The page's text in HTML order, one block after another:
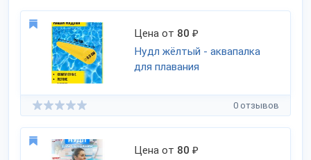
Цена от 80 ₽
Нудл жёлтый - аквапалка
для плавания
0 отзывов
Цена от 80 ₽